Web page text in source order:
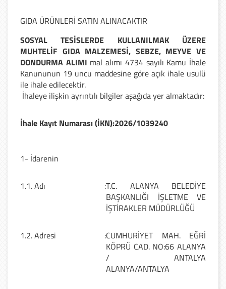
GIDA ÜRÜNLERİ SATIN ALINACAKTIR
SOSYAL TESİSLERDE KULLANILMAK ÜZERE
MUHTELİF GIDA MALZEMESİ, SEBZE, MEYVE VE
DONDURMA ALIMI mal alımı 4734 sayılı Kamu İhale
Kanununun 19 uncu maddesine göre açık ihale usulü
ile ihale edilecektir.
İhaleye ilişkin ayrıntılı bilgiler aşağıda yer almaktadır:
İhale Kayıt Numarası (İKN):2026/1039240
1- İdarenin
1.1. Adı :T.C. ALANYA BELEDİYE
BAŞKANLIĞI İŞLETME VE
İŞTİRAKLER MÜDÜRLÜĞÜ
1.2. Adresi :CUMHURİYET MAH. EĞRİ
KÖPRÜ CAD. NO:66 ALANYA
/ ANTALYA
ALANYA/ANTALYA